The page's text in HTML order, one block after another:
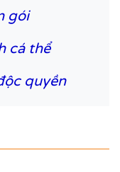
gói
cá thể
quyền